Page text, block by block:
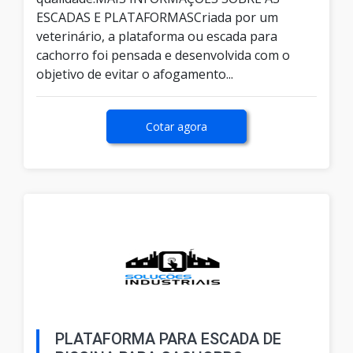
ESCADAS E PLATAFORMASCriada por um
veterinário, a plataforma ou escada para
cachorro foi pensada e desenvolvida com o
objetivo de evitar o afogamento...
Cotar agora
PLATAFORMA PARA ESCADA DE